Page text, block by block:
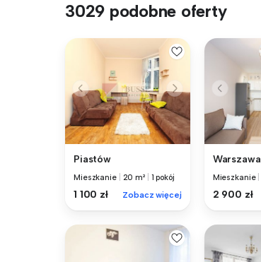
3029 podobne oferty
Piastów
Mieszkanie 20 m² 1 pokój
1 100 zł Zobacz więcej
Warszawa
Mieszkanie
2 900 zł